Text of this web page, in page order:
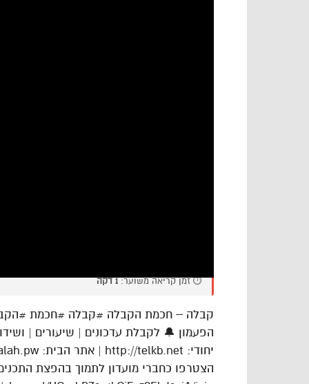
⏱️ זמן קריאה משוער:1 דקה
קבלה – חכמת הקבלה #קבלה #חכמת
הפעמון 🔔 לקבלת עדכונים | שיעורים |
יחודי: http://telkb.net | אתר הבית: https://kabbalah.pw | פייסבוק: https://bit.ly/3JVlHvk
הצטרפו כחברי מועדון לתמוך בהפצת